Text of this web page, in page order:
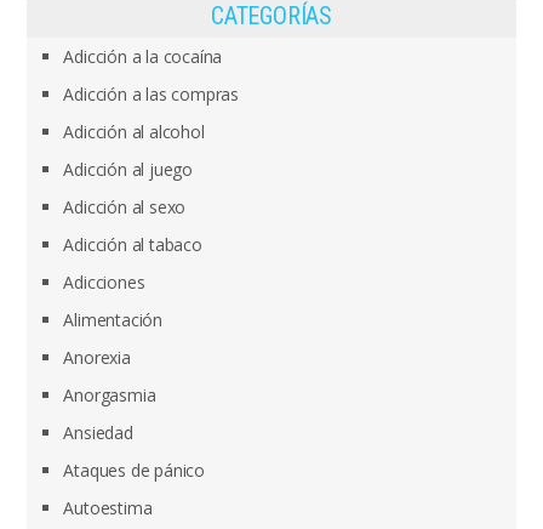
CATEGORÍAS
Adicción a la cocaína
Adicción a las compras
Adicción al alcohol
Adicción al juego
Adicción al sexo
Adicción al tabaco
Adicciones
Alimentación
Anorexia
Anorgasmia
Ansiedad
Ataques de pánico
Autoestima